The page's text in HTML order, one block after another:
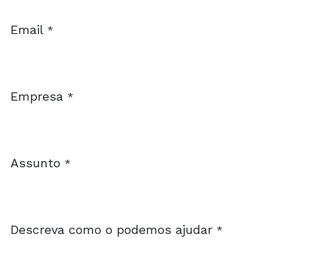
Email *
Empresa *
Assunto *
Descreva como o podemos ajudar *